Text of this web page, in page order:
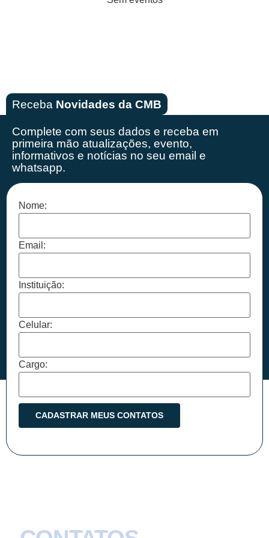
Receba Novidades da CMB
Complete com seus dados e receba em
primeira mão atualizações, evento,
informativos e notícias no seu email e
whatsapp.
Nome:
Email:
Instituição:
Celular:
Cargo: